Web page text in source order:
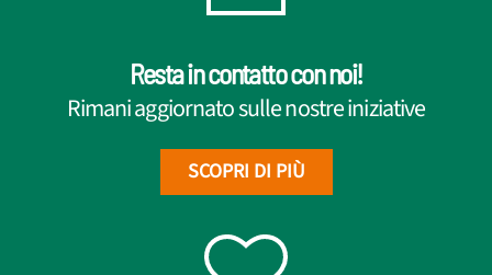
Resta in contatto con noi!
Rimani aggiornato sulle nostre iniziative
SCOPRI DI PIÙ